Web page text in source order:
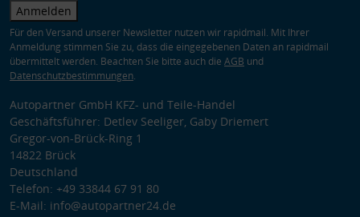
Anmelden
Für den Versand unserer Newsletter nutzen wir rapidmail. Mit Ihrer
Anmeldung stimmen Sie zu, dass die eingegebenen Daten an rapidmail
übermittelt werden. Beachten Sie bitte auch die AGB und
Datenschutzbestimmungen.
Autopartner GmbH KFZ- und Teile-Handel
Geschäftsführer: Detlev Seeliger, Gaby Driemert
Gregor-von-Brück-Ring 1
14822 Brück
Deutschland
Telefon: +49 33844 67 91 80
E-Mail: info@autopartner24.de